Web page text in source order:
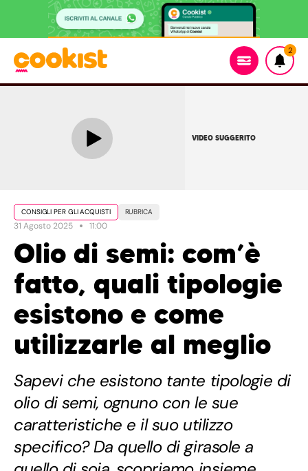
2
VIDEO SUGGERITO
CONSIGLI PER GLI ACQUISTI RUBRICA
31 Agosto 2025 11:00
Olio di semi: com’è
fatto, quali tipologie
esistono e come
utilizzarle al meglio
Sapevi che esistono tante tipologie di
olio di semi, ognuno con le sue
caratteristiche e il suo utilizzo
specifico? Da quello di girasole a